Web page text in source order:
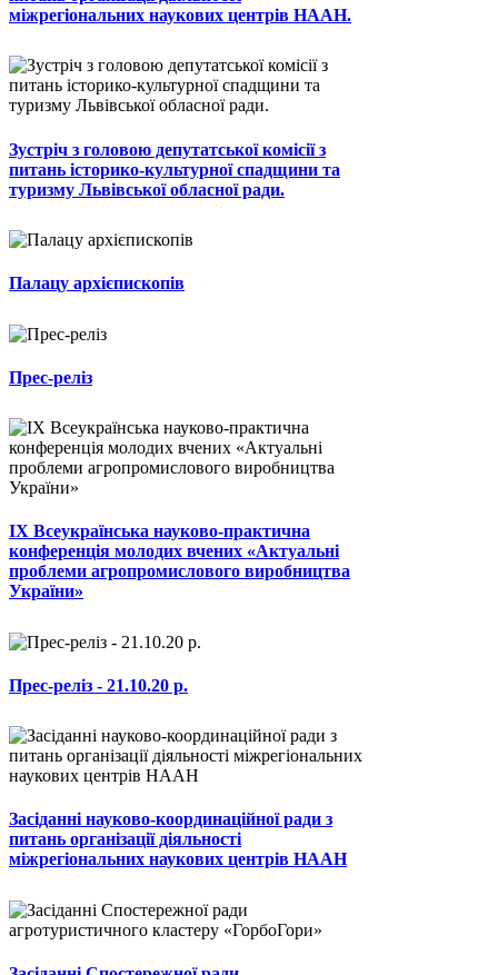
міжрегіональних наукових центрів НААН.
Зустріч з головою депутатської комісії з
питань історико-культурної спадщини та
туризму Львівської обласної ради.
Палацу архієпископів
Прес-реліз
ІХ Всеукраїнська науково-практична
конференція молодих вчених «Актуальні
проблеми агропромислового виробництва
України»
Прес-реліз - 21.10.20 р.
Засіданні науково-координаційної ради з
питань організації діяльності
міжрегіональних наукових центрів НААН